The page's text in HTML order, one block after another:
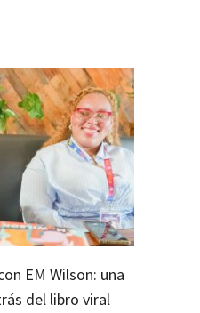
EM Wilson: una
del libro viral